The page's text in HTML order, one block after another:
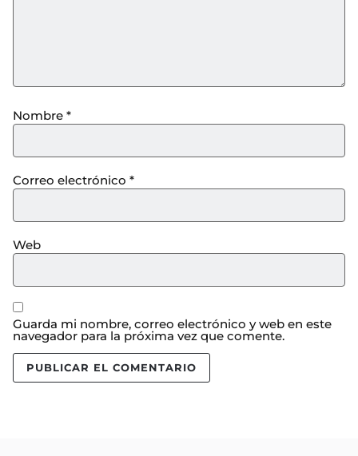
Nombre *
Correo electrónico *
Web
Guarda mi nombre, correo electrónico y web en este
navegador para la próxima vez que comente.